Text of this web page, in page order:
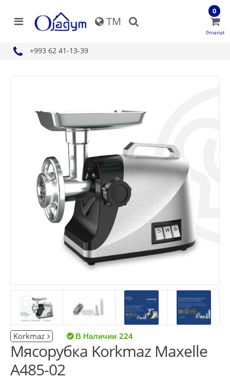
TM
+993 62 41-13-39
0
0manat
Korkmaz 224
Мясорубка Korkmaz Maxelle
A485-02